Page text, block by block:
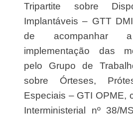
Tripartite sobre
Implantáveis – GTT
de acompanhar
implementação das
pelo Grupo de
sobre Órteses,
Especiais – GTI OPME,
Interministerial nº 38/